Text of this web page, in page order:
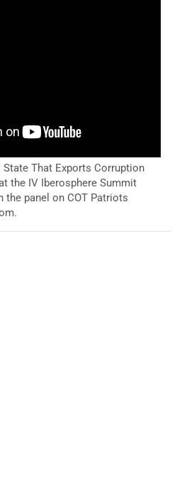
That Exports Corruption
the IV Iberosphere Summit
the panel on COT Patriots